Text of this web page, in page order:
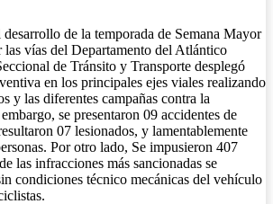
de la temporada de Semana Mayor
vías del Departamento del Atlántico
de Tránsito y Transporte desplegó
en los principales ejes viales realizando
y las diferentes campañas contra la
se presentaron 09 accidentes de
07 lesionados, y lamentablemente
Por otro lado, Se impusieron 407
las infracciones más sancionadas se
condiciones técnico mecánicas del vehículo